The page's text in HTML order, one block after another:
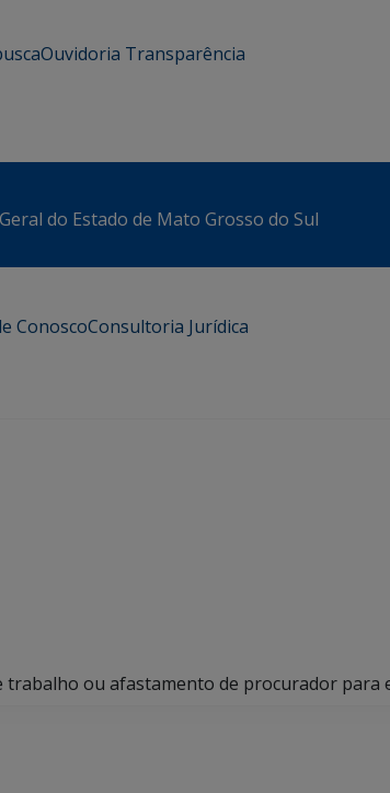
Ouvidoria Transparência
do Estado de Mato Grosso do Sul
ConoscoConsultoria Jurídica
trabalho ou afastamento de procurador para